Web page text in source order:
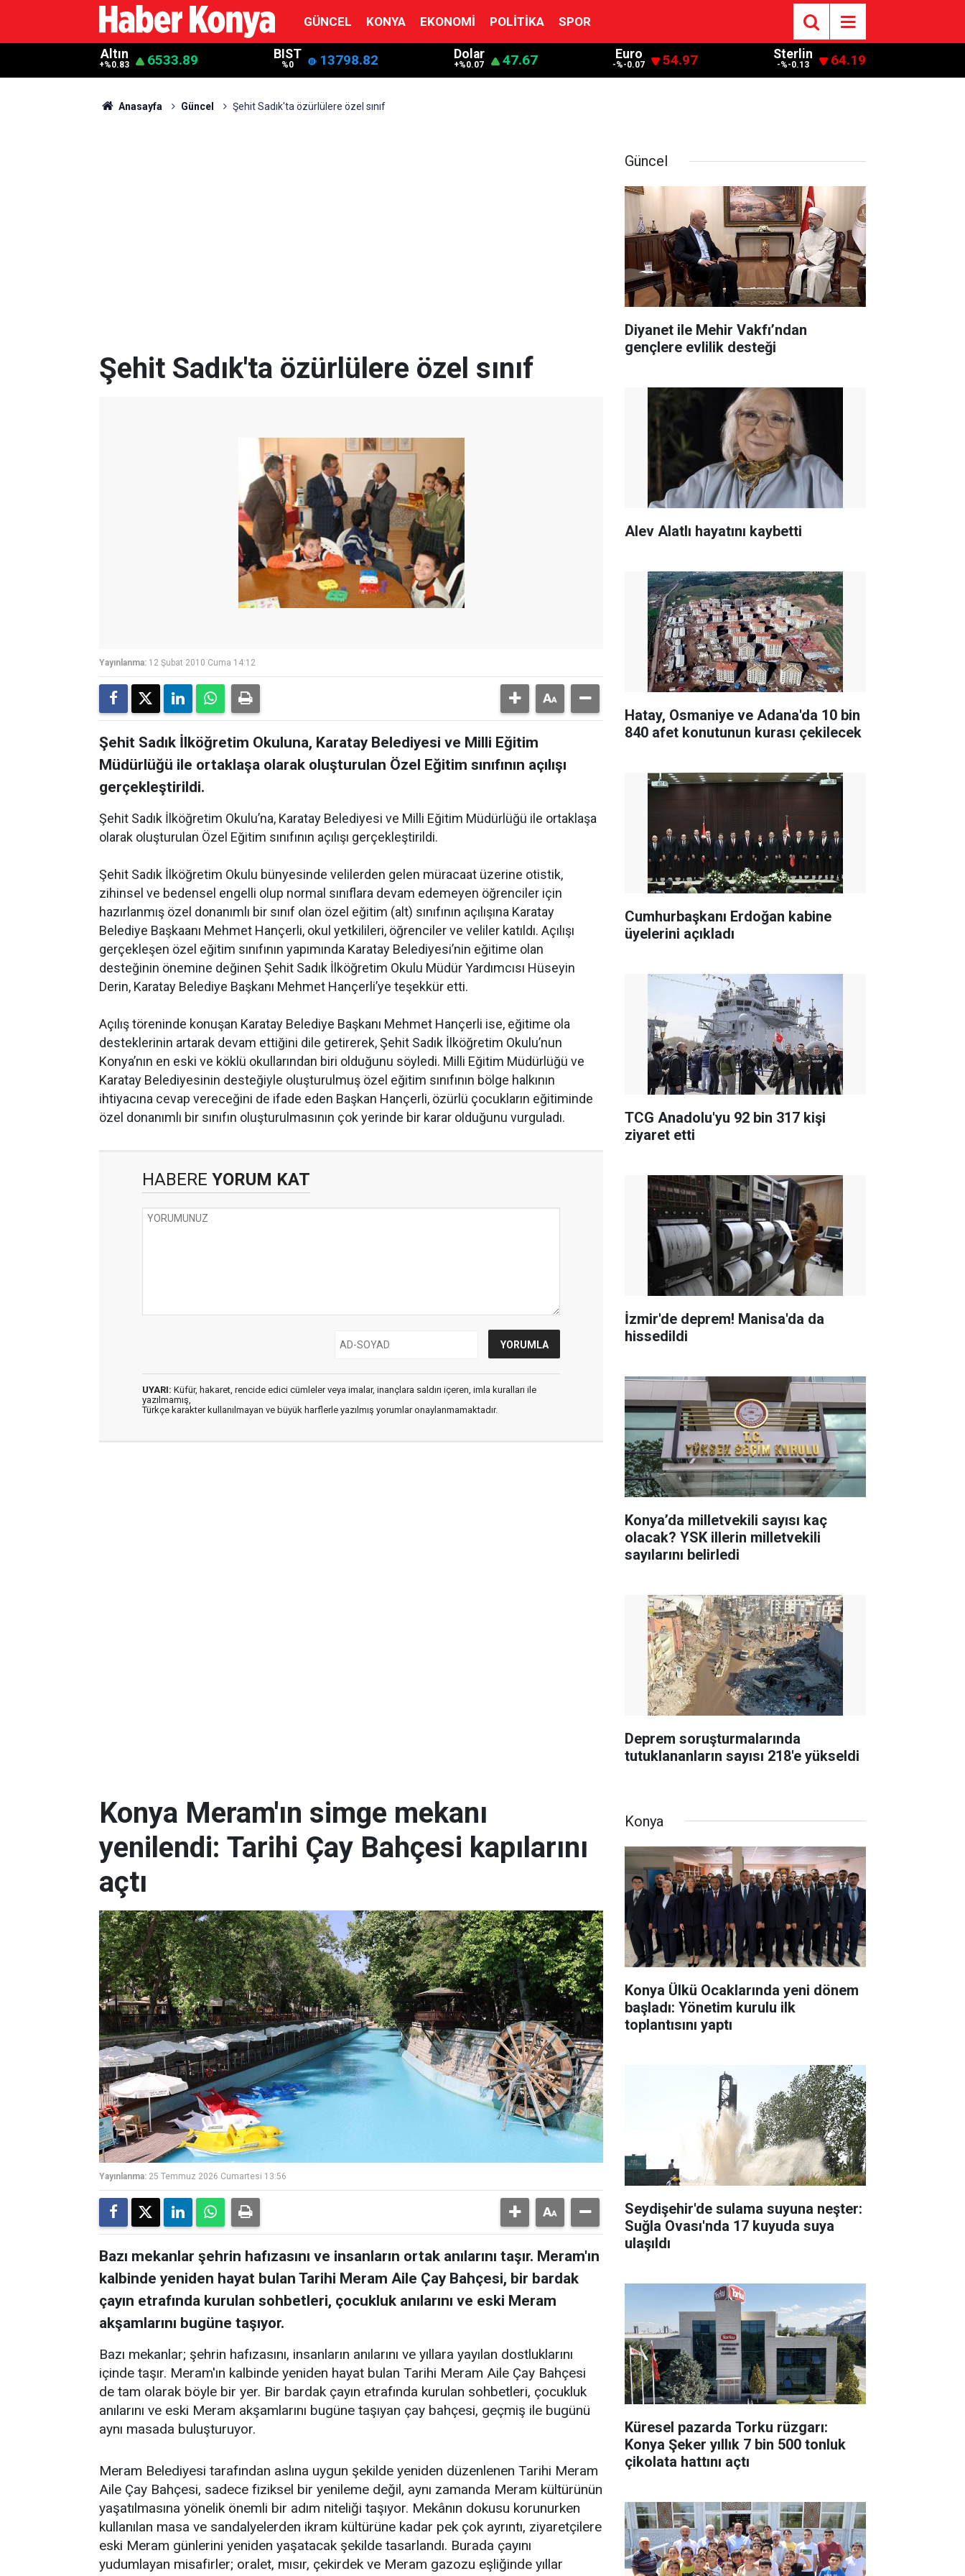
GÜNCEL KONYA EKONOMI POLITIKA SPOR
Altın
+%0.83 6533.89 BIST
%0 13798.82 Dolar
+%0.07 47.67 Euro
-%-0.07 54.97 Sterlin
-%-0.13 64.19
Anasayfa Güncel Şehit Sadık'ta özürlülere özel sınıf
Şehit Sadık'ta özürlülere özel sınıf
Yayınlanma: 12 Şubat 2010 Cuma 14:12
Şehit Sadık İlköğretim Okuluna, Karatay Belediyesi ve Milli Eğitim
Müdürlüğü ile ortaklaşa olarak oluşturulan Özel Eğitim sınıfının açılışı
gerçekleştirildi.
Şehit Sadık İlköğretim Okulu’na, Karatay Belediyesi ve Milli Eğitim Müdürlüğü ile ortaklaşa
olarak oluşturulan Özel Eğitim sınıfının açılışı gerçekleştirildi.
Şehit Sadık İlköğretim Okulu bünyesinde velilerden gelen müracaat üzerine otistik,
zihinsel ve bedensel engelli olup normal sınıflara devam edemeyen öğrenciler için
hazırlanmış özel donanımlı bir sınıf olan özel eğitim (alt) sınıfının açılışına Karatay
Belediye Başkaanı Mehmet Hançerli, okul yetkilileri, öğrenciler ve veliler katıldı. Açılışı
gerçekleşen özel eğitim sınıfının yapımında Karatay Belediyesi’nin eğitime olan
desteğinin önemine değinen Şehit Sadık İlköğretim Okulu Müdür Yardımcısı Hüseyin
Derin, Karatay Belediye Başkanı Mehmet Hançerli’ye teşekkür etti.
Açılış töreninde konuşan Karatay Belediye Başkanı Mehmet Hançerli ise, eğitime ola
desteklerinin artarak devam ettiğini dile getirerek, Şehit Sadık İlköğretim Okulu’nun
Konya’nın en eski ve köklü okullarından biri olduğunu söyledi. Milli Eğitim Müdürlüğü ve
Karatay Belediyesinin desteğiyle oluşturulmuş özel eğitim sınıfının bölge halkının
ihtiyacına cevap vereceğini de ifade eden Başkan Hançerli, özürlü çocukların eğitiminde
özel donanımlı bir sınıfın oluşturulmasının çok yerinde bir karar olduğunu vurguladı.
HABERE YORUM KAT
UYARI: Küfür, hakaret, rencide edici cümleler veya imalar, inançlara saldırı içeren, imla kuralları ile
yazılmamış,
Türkçe karakter kullanılmayan ve büyük harflerle yazılmış yorumlar onaylanmamaktadır.
Güncel
Diyanet ile Mehir Vakfı’ndan
gençlere evlilik desteği
Alev Alatlı hayatını kaybetti
Hatay, Osmaniye ve Adana'da 10 bin
840 afet konutunun kurası çekilecek
Cumhurbaşkanı Erdoğan kabine
üyelerini açıkladı
TCG Anadolu'yu 92 bin 317 kişi
ziyaret etti
İzmir'de deprem! Manisa'da da
hissedildi
Konya’da milletvekili sayısı kaç
olacak? YSK illerin milletvekili
sayılarını belirledi
Deprem soruşturmalarında
tutuklananların sayısı 218'e yükseldi
Konya Meram'ın simge mekanı
yenilendi: Tarihi Çay Bahçesi kapılarını
açtı
Yayınlanma: 25 Temmuz 2026 Cumartesi 13:56
Bazı mekanlar şehrin hafızasını ve insanların ortak anılarını taşır. Meram'ın
kalbinde yeniden hayat bulan Tarihi Meram Aile Çay Bahçesi, bir bardak
çayın etrafında kurulan sohbetleri, çocukluk anılarını ve eski Meram
akşamlarını bugüne taşıyor.
Bazı mekanlar; şehrin hafızasını, insanların anılarını ve yıllara yayılan dostluklarını
içinde taşır. Meram'ın kalbinde yeniden hayat bulan Tarihi Meram Aile Çay Bahçesi
de tam olarak böyle bir yer. Bir bardak çayın etrafında kurulan sohbetleri, çocukluk
anılarını ve eski Meram akşamlarını bugüne taşıyan çay bahçesi, geçmiş ile bugünü
aynı masada buluşturuyor.
Meram Belediyesi tarafından aslına uygun şekilde yeniden düzenlenen Tarihi Meram
Aile Çay Bahçesi, sadece fiziksel bir yenileme değil, aynı zamanda Meram kültürünün
yaşatılmasına yönelik önemli bir adım niteliği taşıyor. Mekânın dokusu korunurken
kullanılan masa ve sandalyelerden ikram kültürüne kadar pek çok ayrıntı, ziyaretçilere
eski Meram günlerini yeniden yaşatacak şekilde tasarlandı. Burada çayını
yudumlayan misafirler; oralet, mısır, çekirdek ve Meram gazozu eşliğinde yıllar
Konya
Konya Ülkü Ocaklarında yeni dönem
başladı: Yönetim kurulu ilk
toplantısını yaptı
Seydişehir'de sulama suyuna neşter:
Suğla Ovası'nda 17 kuyuda suya
ulaşıldı
Küresel pazarda Torku rüzgarı:
Konya Şeker yıllık 7 bin 500 tonluk
çikolata hattını açtı